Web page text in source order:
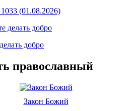
(01.08.2026)
добро
православный
Закон Божий